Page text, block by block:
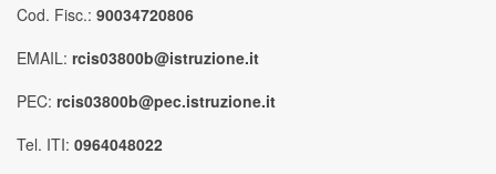
Cod. Fisc.: 90034720806
EMAIL: rcis03800b@istruzione.it
PEC: rcis03800b@pec.istruzione.it
Tel. ITI: 0964048022